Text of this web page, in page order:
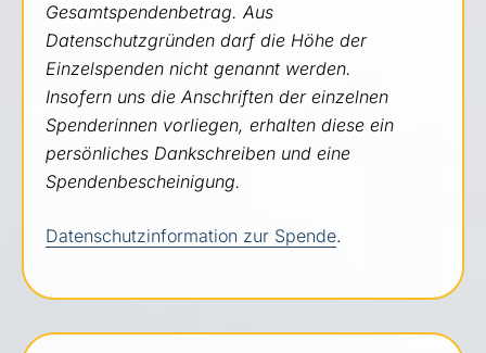
Gesamtspendenbetrag. Aus
Datenschutzgründen darf die Höhe der
Einzelspenden nicht genannt werden.
Insofern uns die Anschriften der einzelnen
Spenderinnen vorliegen, erhalten diese ein
persönliches Dankschreiben und eine
Spendenbescheinigung.
Datenschutzinformation zur Spende.